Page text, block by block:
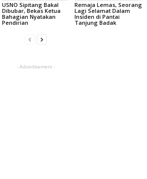
USNO Sipitang Bakal
Dibubar, Bekas Ketua
Bahagian Nyatakan
Pendirian
Remaja Lemas, Seorang
Lagi Selamat Dalam
Insiden di Pantai
Tanjung Badak
- Advertisement -